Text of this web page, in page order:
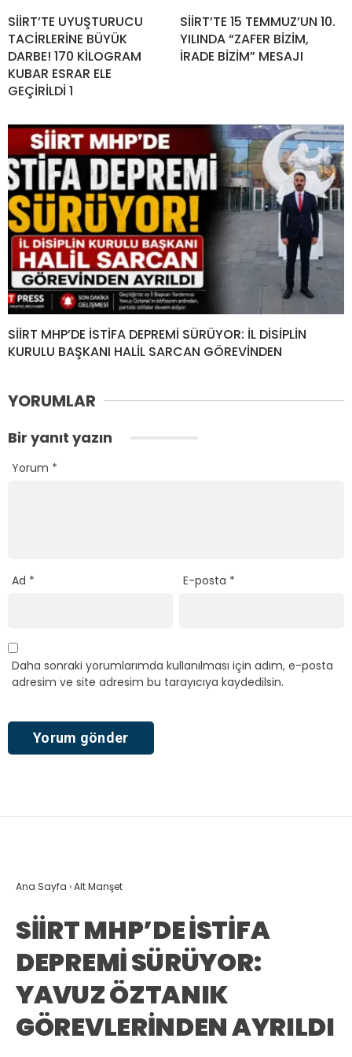
SİİRT’TE UYUŞTURUCU
TACİRLERİNE BÜYÜK
DARBE! 170 KİLOGRAM
KUBAR ESRAR ELE
GEÇİRİLDİ 1
SİİRT’TE 15 TEMMUZ’UN 10.
YILINDA “ZAFER BİZİM,
İRADE BİZİM” MESAJI
SİİRT MHP’DE İSTİFA DEPREMİ SÜRÜYOR: İL DİSİPLİN
KURULU BAŞKANI HALİL SARCAN GÖREVİNDEN
YORUMLAR
Bir yanıt yazın
Yorum *
Ad * E-posta *
Daha sonraki yorumlarımda kullanılması için adım, e-posta
adresim ve site adresim bu tarayıcıya kaydedilsin.
Ana Sayfa ›Alt Manşet
SİİRT MHP’DE İSTİFA
DEPREMİ SÜRÜYOR:
YAVUZ ÖZTANIK
GÖREVLERİNDEN AYRILDI